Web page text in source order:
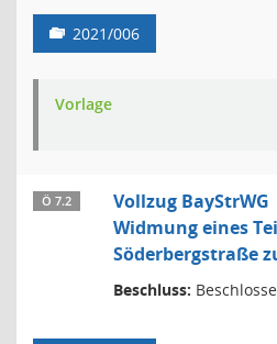
2021/006
Vorlage
Ö 7.2
Vollzug BayStrWG
Widmung eines
Söderbergstraße
Beschluss: